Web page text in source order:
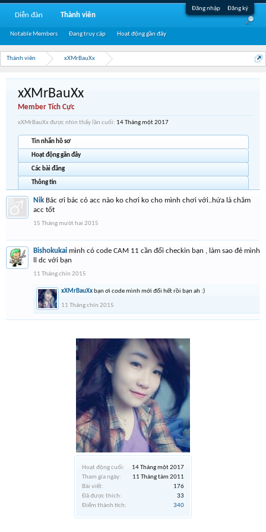
Đăng nhập Đăng ký
Thành viên xXMrBauXx
Hoạt động cuối:
14 Tháng một 2017
Tham gia ngày:
11 Tháng tám 2011
Bài viết:
176
Đã được thích:
33
Điểm thành tích:
340
xXMrBauXx
Member Tích Cực
xXMrBauXx được nhìn thấy lần cuối: 14 Tháng một 2017
Tin nhắn hồ sơ
Hoạt động gần đây
Các bài đăng
Thông tin
Nik Bác ơi bác có acc nào ko chơi ko cho mình chơi với..hứa là chăm
acc tốt
15 Tháng mười hai 2015
Bishokukai mình có code CAM 11 cần đổi checkin bạn , làm sao đẻ mình
ll dc với bạn
11 Tháng chín 2015
xXMrBauXx bạn ơi code mình mới đổi hết rồi bạn ah :)
11 Tháng chín 2015
Diễn đàn Thành viên
Notable Members Đang truy cập Hoạt động gần đây